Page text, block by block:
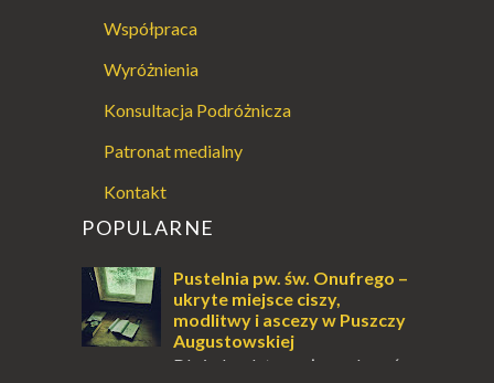
Współpraca
Wyróżnienia
Konsultacja Podróżnicza
Patronat medialny
Kontakt
POPULARNE
Pustelnia pw. św. Onufrego –
ukryte miejsce ciszy,
modlitwy i ascezy w Puszczy
Augustowskiej
Dla jednych to może wydawać